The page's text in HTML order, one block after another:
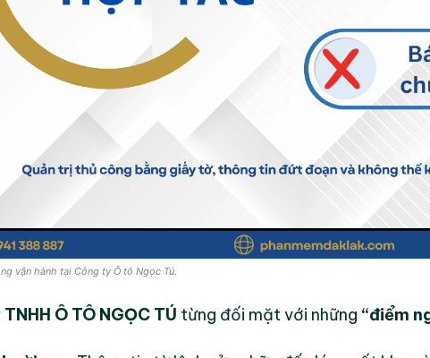
vận hành tại Công ty Ô tô Ngọc Tú.
Ô TÔ NGỌC TÚ từng đối mặt với những “điểm